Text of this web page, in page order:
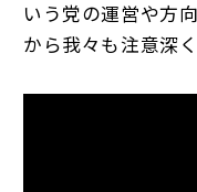
いう党の運営や方
から我々も注意深